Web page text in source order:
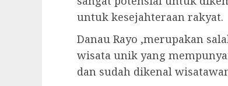
untuk kesejahteraan rakyat.
Danau Rayo ,merupakan
wisata unik yang
dan sudah dikenal